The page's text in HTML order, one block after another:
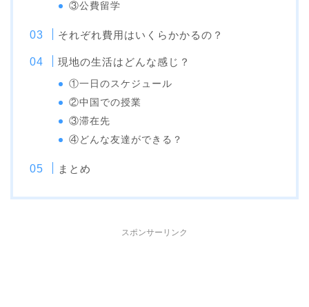
③公費留学
それぞれ費用はいくらかかるの？
現地の生活はどんな感じ？
①一日のスケジュール
②中国での授業
③滞在先
④どんな友達ができる？
まとめ
スポンサーリンク